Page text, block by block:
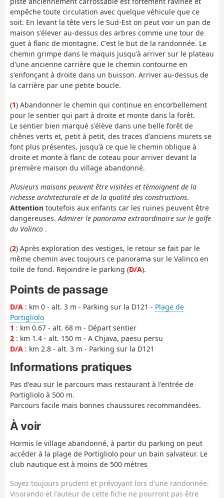
empêche toute circulation avec quelque véhicule que ce
soit. En levant la tête vers le Sud-Est on peut voir un pan de
maison s'élever au-dessus des arbres comme une tour de
guet à flanc de montagne. C'est le but de la randonnée. Le
chemin grimpe dans le maquis jusqu'à arriver sur le plateau
d'une ancienne carrière que le chemin contourne en
s'enfonçant à droite dans un buisson. Arriver au-dessus de
la carrière par une petite boucle.
(1) Abandonner le chemin qui continue en encorbellement
pour le sentier qui part à droite et monte dans la forêt.
Le sentier bien marqué s'élève dans une belle forêt de
chênes verts et, petit à petit, des traces d'anciens murets se
font plus présentes, jusqu'à ce que le chemin oblique à
droite et monte à flanc de coteau pour arriver devant la
première maison du village abandonné.
Plusieurs maisons peuvent être visitées et témoignent de la
richesse architecturale et de la qualité des constructions.
Attention toutefois aux enfants car les ruines peuvent être
dangereuses.Admirer le panorama extraordinaire sur le golfe
du Valinco .
(2) Après exploration des vestiges, le retour se fait par le
même chemin avec toujours ce panorama sur le Valinco en
toile de fond. Rejoindre le parking (D/A).
Points de passage
D/A : km 0 - alt. 3 m - Parking sur la D121 - Plage de
Portigliolo
1 : km 0.67 - alt. 68 m - Départ sentier
2 : km 1.4 - alt. 150 m - A Chjava, paesu persu
D/A : km 2.8 - alt. 3 m - Parking sur la D121
Informations pratiques
Pas d'eau sur le parcours mais restaurant à l'entrée de
Portigliolo à 500 m.
Parcours facile mais bonnes chaussures recommandées.
À voir
Hormis le village abandonné, à partir du parking on peut
accéder à la plage de Portigliolo pour un bain salvateur. Le
club nautique est à moins de 500 mètres
Soyez toujours prudent et prévoyant lors d'une randonnée.
Visorando et l'auteur de cette fiche ne pourront pas être